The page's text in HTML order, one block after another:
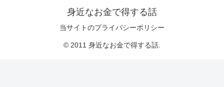
身近なお金で得する話
当サイトのプライバシーポリシー
© 2011 身近なお金で得する話.